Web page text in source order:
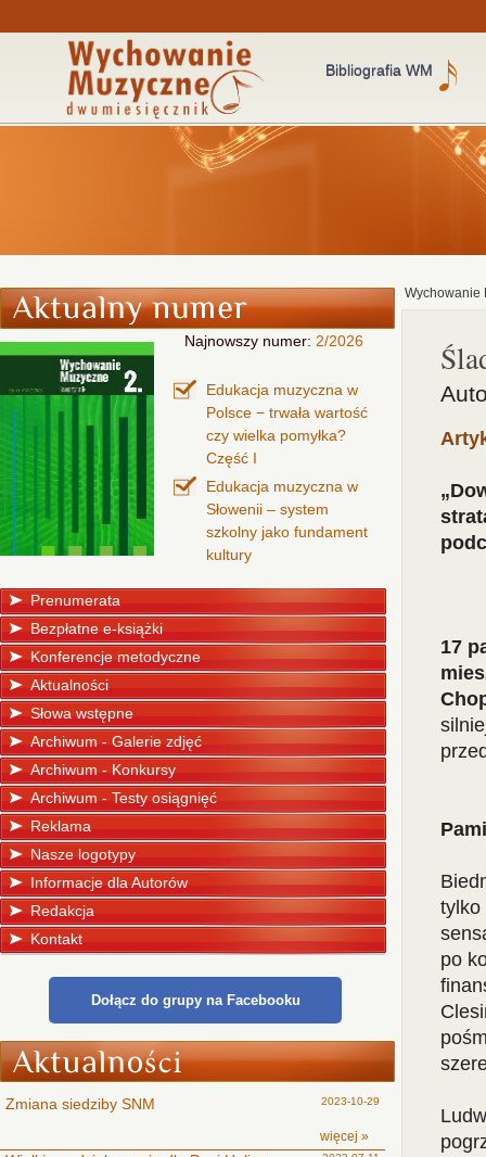
Bibliografia WM
Najnowszy numer: 2/2026
Edukacja muzyczna w
Polsce − trwała wartość
czy wielka pomyłka?
Część I
Edukacja muzyczna w
Słowenii – system
szkolny jako fundament
kultury
Prenumerata
Bezpłatne e-książki
Konferencje metodyczne
Aktualności
Słowa wstępne
Archiwum - Galerie zdjęć
Archiwum - Konkursy
Archiwum - Testy osiągnięć
Reklama
Nasze logotypy
Informacje dla Autorów
Redakcja
Kontakt
Dołącz do grupy na Facebooku
Zmiana siedziby SNM 2023-10-29
więcej »
Wychowanie
17
tylko
po